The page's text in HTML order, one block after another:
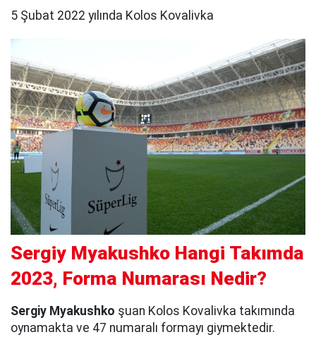
5 Şubat 2022 yılında Kolos Kovalivka
Sergiy Myakushko Hangi Takımda
2023, Forma Numarası Nedir?
Sergiy Myakushko şuan Kolos Kovalivka takımında
oynamakta ve 47 numaralı formayı giymektedir.